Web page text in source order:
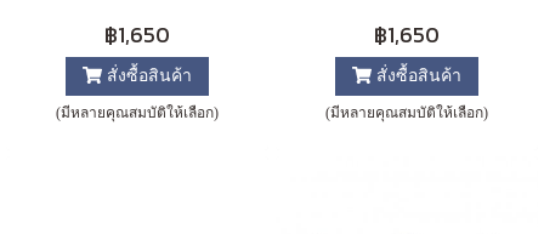
฿1,650
สั่งซื้อสินค้า
(มีหลายคุณสมบัติให้เลือก)
฿1,650
สั่งซื้อสินค้า
(มีหลายคุณสมบัติให้เลือก)